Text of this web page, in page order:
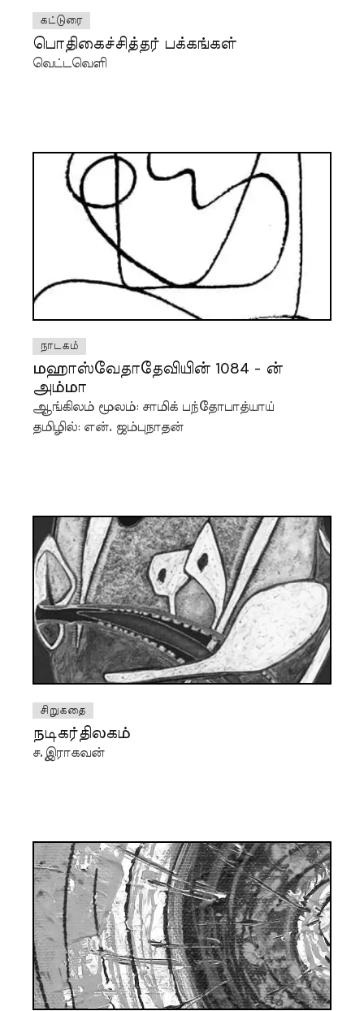
கட்டுரை
பொதிகைச்சித்தர் பக்கங்கள்
வெட்டவெளி
நாடகம்
மஹாஸ்வேதாதேவியின் 1084 - ன்
அம்மா
ஆங்கிலம் மூலம்: சாமிக் பந்தோபாத்யாய்
தமிழில்: என். ஜம்புநாதன்
சிறுகதை
நடிகர்திலகம்
ச.இராகவன்